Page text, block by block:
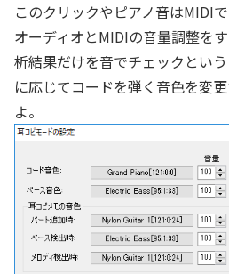
このクリックやピアノ音はMIDI
オーディオとMIDIの音量調整を
析結果だけを音でチェックとい
に応じてコードを弾く音色を変
よ。